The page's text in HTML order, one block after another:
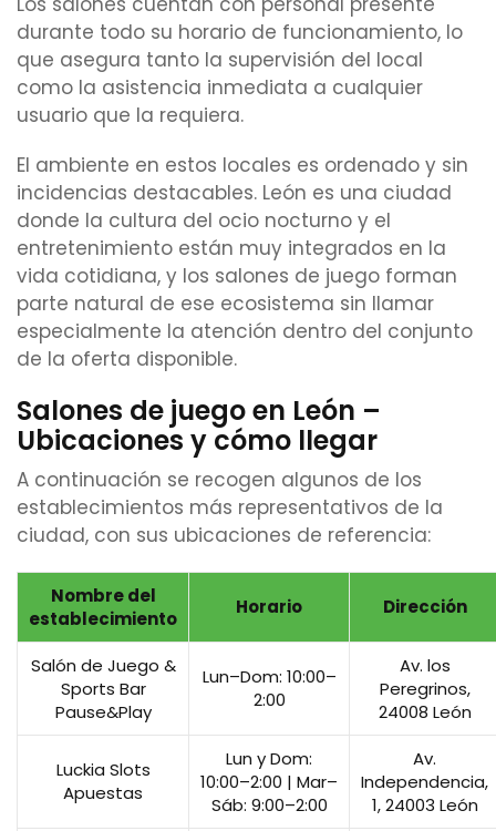
durante todo su horario de funcionamiento, lo
que asegura tanto la supervisión del local
como la asistencia inmediata a cualquier
usuario que la requiera.
El ambiente en estos locales es ordenado y sin
incidencias destacables. León es una ciudad
donde la cultura del ocio nocturno y el
entretenimiento están muy integrados en la
vida cotidiana, y los salones de juego forman
parte natural de ese ecosistema sin llamar
especialmente la atención dentro del conjunto
de la oferta disponible.
Salones de juego en León –
Ubicaciones y cómo llegar
A continuación se recogen algunos de los
establecimientos más representativos de la
ciudad, con sus ubicaciones de referencia:
Nombre del
establecimiento
Horario Dirección
Salón de Juego &
Sports Bar
Pause&Play
Lun–Dom: 10:00–
2:00
Av. los
Peregrinos,
24008 León
Luckia Slots
Apuestas
Lun y Dom:
10:00–2:00 | Mar–
Sáb: 9:00–2:00
Av.
Independencia,
1, 24003 León